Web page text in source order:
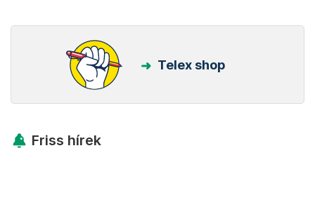
Telex shop
Friss hírek